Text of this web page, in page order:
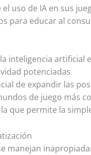
uso de IA en sus
para educar al
inteligencia artificial
potenciadas
de expandir las
de juego más
que permite la
manejan